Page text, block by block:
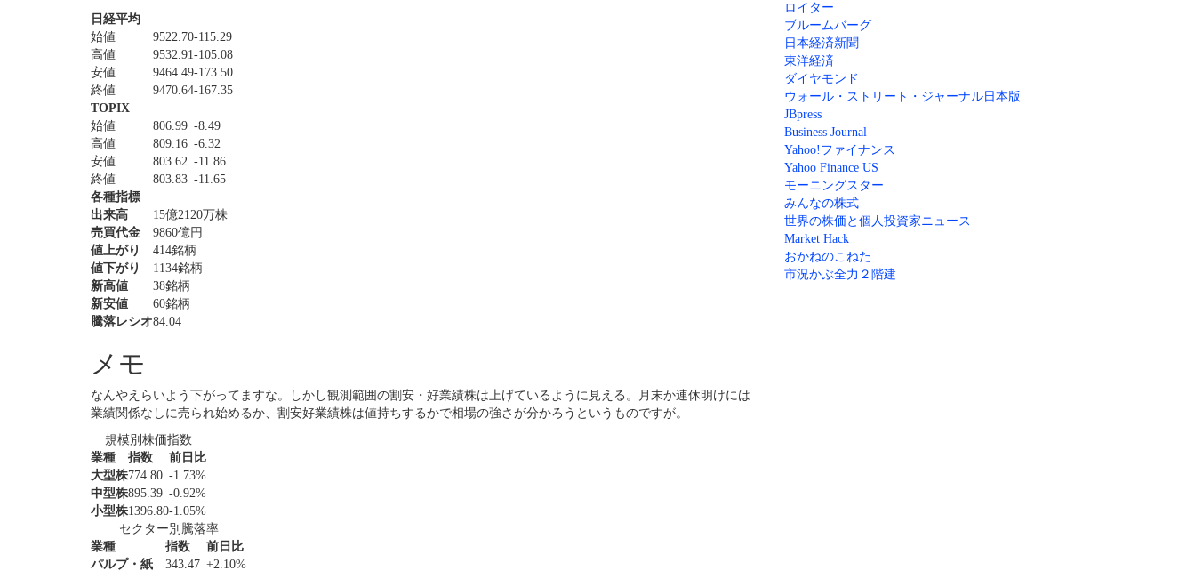
日経平均
始値
9522.70-115.29
高値
9532.91-105.08
安値
9464.49-173.50
終値
9470.64-167.35
TOPIX
始値
806.99 -8.49
高値
809.16 -6.32
安値
803.62 -11.86
終値
803.83 -11.65
各種指標
出来高
15億2120万株
売買代金
9860億円
値上がり
414銘柄
値下がり
1134銘柄
新高値
38銘柄
新安値
60銘柄
騰落レシオ84.04
メモ
なんやえらいよう下がってますな。しかし観測範囲の割安・好業績株は上げているように見える。月末か連休明けには
業績関係なしに売られ始めるか、割安好業績株は値持ちするかで相場の強さが分かろうというものですが。
規模別株価指数
業種
指数
前日比
大型株774.80 -1.73%
中型株895.39 -0.92%
小型株1396.80-1.05%
セクター別騰落率
業種
指数
前日比
パルプ・紙
343.47 +2.10%
ロイター
ブルームバーグ
日本経済新聞
東洋経済
ダイヤモンド
ウォール・ストリート・ジャーナル日本版
JBpress
Business Journal
Yahoo!ファイナンス
Yahoo Finance US
モーニングスター
みんなの株式
世界の株価と個人投資家ニュース
Market Hack
おかねのこねた
市況かぶ全力２階建